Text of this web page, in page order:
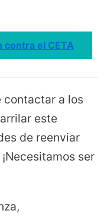
el CETA
contactar a los
este
de reenviar
ser